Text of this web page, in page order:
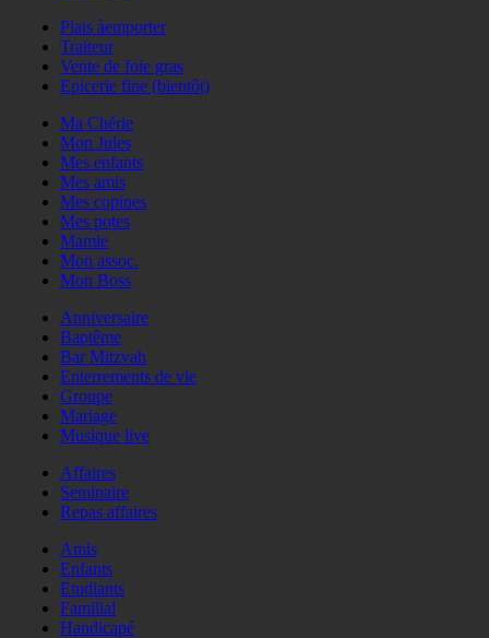
Plats àemporter
Traiteur
Vente de foie gras
Epicerie fine (bientôt)
Ma Chérie
Mon Jules
Mes enfants
Mes amis
Mes copines
Mes potes
Mamie
Mon assoc.
Mon Boss
Anniversaire
Baptême
Bar Mitzvah
Enterrements de vie
Groupe
Mariage
Musique live
Affaires
Seminaire
Repas affaires
Amis
Enfants
Etudiants
Familial
Handicapé